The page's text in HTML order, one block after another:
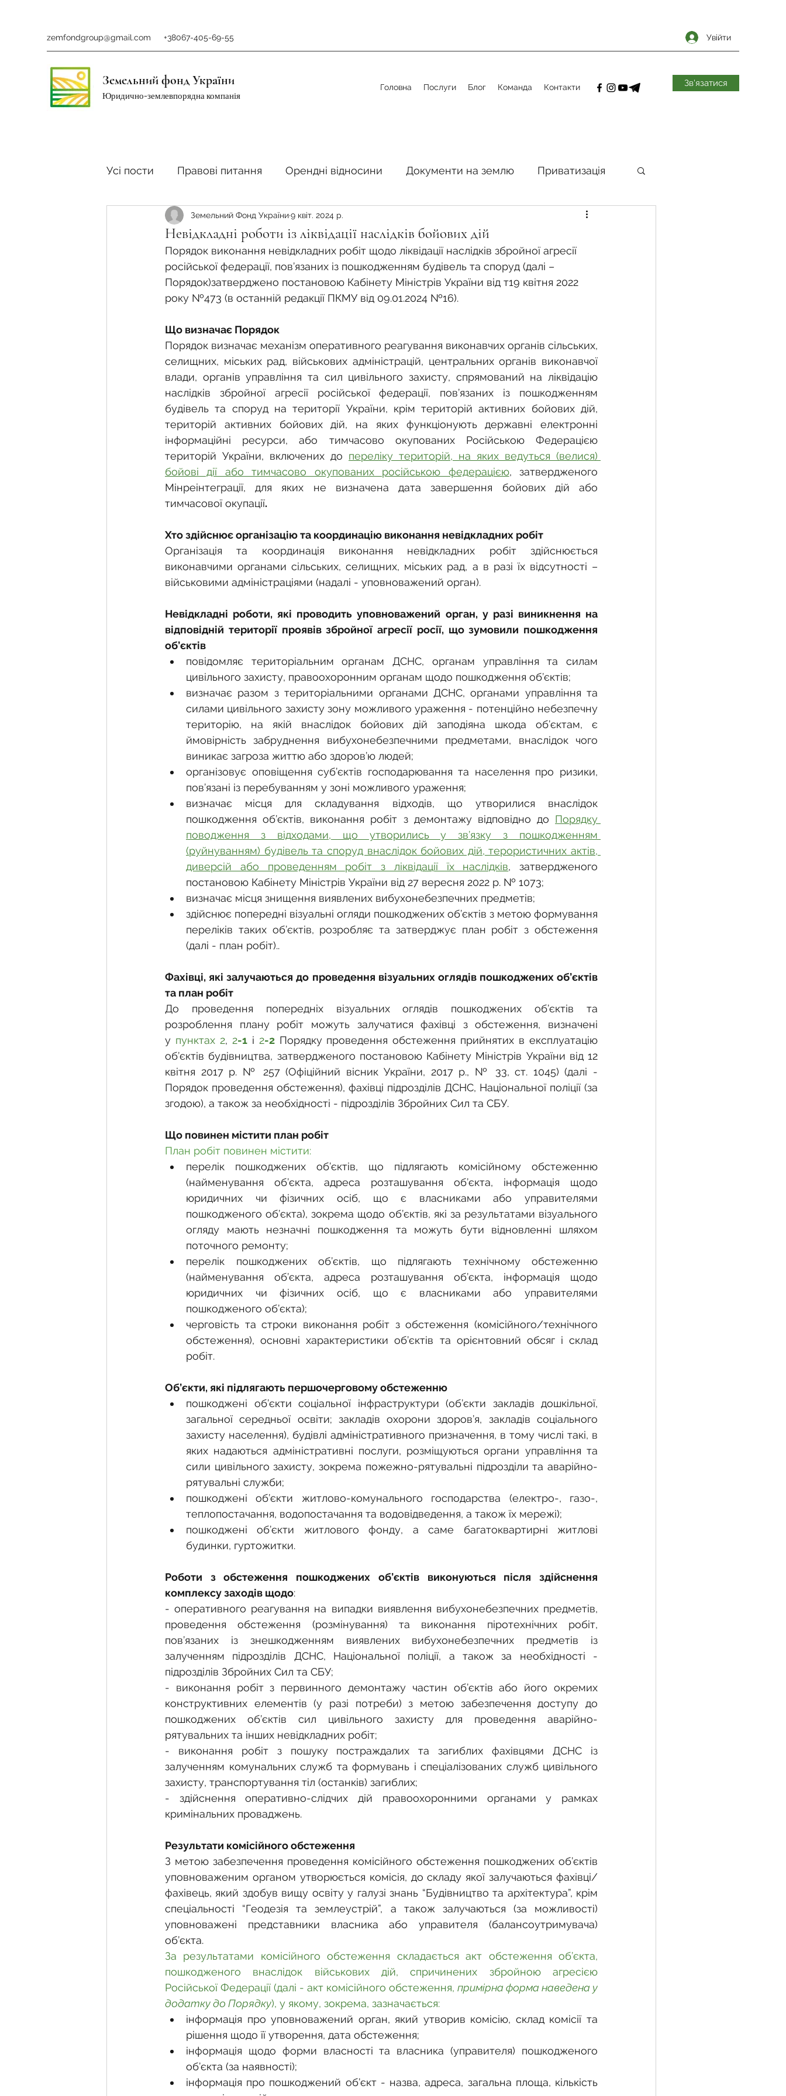
zemfondgroup@gmail.com +38067-405-69-55 Увійти
Земельний фонд України
Юридично-землевпорядна компанія
Головна Послуги Блог Команда Контакти Зв'язатися
Усі пости Правові питання Орендні відносини Документи на землю Приватизація
Ринок землі Податки стосовно земельної сфери Органи місцевого самоврядування
Фермерське господарство Спадкування земельної ділянки
Нормативно-грошова оцінка Суд Будівництво Встановлення меж земельної ділянки
Сервітут Державна реєстрація земельних прав Юридичні питання у воєнний час
Загальні правові питання
Невідкладні роботи із ліквідації наслідків бойових дій
Земельний Фонд України9 квіт. 2024 р.
Порядок виконання невідкладних робіт щодо ліквідації наслідків збройної агресії
російської федерації, пов’язаних із пошкодженням будівель та споруд (далі –
Порядок)затверджено постановою Кабінету Міністрів України від т19 квітня 2022
року №473 (в останній редакції ПКМУ від 09.01.2024 №16).
Що визначає Порядок
Порядок визначає механізм оперативного реагування виконавчих органів сільських,
селищних, міських рад, військових адміністрацій, центральних органів виконавчої
влади, органів управління та сил цивільного захисту, спрямований на ліквідацію
наслідків збройної агресії російської федерації, пов’язаних із пошкодженням
будівель та споруд на території України, крім територій активних бойових дій,
територій активних бойових дій, на яких функціонують державні електронні
інформаційні ресурси, або тимчасово окупованих Російською Федерацією
територій України, включених до переліку територій, на яких ведуться (велися)
бойові дії або тимчасово окупованих російською федерацією, затвердженого
Мінреінтеграції, для яких не визначена дата завершення бойових дій або
тимчасової окупації.
Хто здійснює організацію та координацію виконання невідкладних робіт
Організація та координація виконання невідкладних робіт здійснюється
виконавчими органами сільських, селищних, міських рад, а в разі їх відсутності –
військовими адміністраціями (надалі - уповноважений орган).
Невідкладні роботи, які проводить уповноважений орган, у разі виникнення на
відповідній території проявів збройної агресії росії, що зумовили пошкодження
об’єктів
повідомляє територіальним органам ДСНС, органам управління та силам
цивільного захисту, правоохоронним органам щодо пошкодження об’єктів;
визначає разом з територіальними органами ДСНС, органами управління та
силами цивільного захисту зону можливого ураження - потенційно небезпечну
територію, на якій внаслідок бойових дій заподіяна шкода об’єктам, є
ймовірність забруднення вибухонебезпечними предметами, внаслідок чого
виникає загроза життю або здоров’ю людей;
організовує оповіщення суб’єктів господарювання та населення про ризики,
пов’язані із перебуванням у зоні можливого ураження;
визначає місця для складування відходів, що утворилися внаслідок
пошкодження об’єктів, виконання робіт з демонтажу відповідно до Порядку
поводження з відходами, що утворились у зв’язку з пошкодженням
(руйнуванням) будівель та споруд внаслідок бойових дій, терористичних актів,
диверсій або проведенням робіт з ліквідації їх наслідків, затвердженого
постановою Кабінету Міністрів України від 27 вересня 2022 р. № 1073;
визначає місця знищення виявлених вибухонебезпечних предметів;
здійснює попередні візуальні огляди пошкоджених об’єктів з метою формування
переліків таких об’єктів, розробляє та затверджує план робіт з обстеження
(далі - план робіт)..
Фахівці, які залучаються до проведення візуальних оглядів пошкоджених об’єктів
та план робіт
До проведення попередніх візуальних оглядів пошкоджених об’єктів та
розроблення плану робіт можуть залучатися фахівці з обстеження, визначені
у пунктах 2, 2-1 і 2-2 Порядку проведення обстеження прийнятих в експлуатацію
об’єктів будівництва, затвердженого постановою Кабінету Міністрів України від 12
квітня 2017 р. № 257 (Офіційний вісник України, 2017 р., № 33, ст. 1045) (далі -
Порядок проведення обстеження), фахівці підрозділів ДСНС, Національної поліції (за
згодою), а також за необхідності - підрозділів Збройних Сил та СБУ.
Що повинен містити план робіт
План робіт повинен містити:
перелік пошкоджених об’єктів, що підлягають комісійному обстеженню
(найменування об’єкта, адреса розташування об’єкта, інформація щодо
юридичних чи фізичних осіб, що є власниками або управителями
пошкодженого об’єкта), зокрема щодо об’єктів, які за результатами візуального
огляду мають незначні пошкодження та можуть бути відновленні шляхом
поточного ремонту;
перелік пошкоджених об’єктів, що підлягають технічному обстеженню
(найменування об’єкта, адреса розташування об’єкта, інформація щодо
юридичних чи фізичних осіб, що є власниками або управителями
пошкодженого об’єкта);
черговість та строки виконання робіт з обстеження (комісійного/технічного
обстеження), основні характеристики об’єктів та орієнтовний обсяг і склад
робіт.
Об’єкти, які підлягають першочерговому обстеженню
пошкоджені об’єкти соціальної інфраструктури (об’єкти закладів дошкільної,
загальної середньої освіти; закладів охорони здоров’я, закладів соціального
захисту населення), будівлі адміністративного призначення, в тому числі такі, в
яких надаються адміністративні послуги, розміщуються органи управління та
сили цивільного захисту, зокрема пожежно-рятувальні підрозділи та аварійно-
рятувальні служби;
пошкоджені об’єкти житлово-комунального господарства (електро-, газо-,
теплопостачання, водопостачання та водовідведення, а також їх мережі);
пошкоджені об’єкти житлового фонду, а саме багатоквартирні житлові
будинки, гуртожитки.
Роботи з обстеження пошкоджених об’єктів виконуються після здійснення
комплексу заходів щодо:
- оперативного реагування на випадки виявлення вибухонебезпечних предметів,
проведення обстеження (розмінування) та виконання піротехнічних робіт,
пов’язаних із знешкодженням виявлених вибухонебезпечних предметів із
залученням підрозділів ДСНС, Національної поліції, а також за необхідності -
підрозділів Збройних Сил та СБУ;
- виконання робіт з первинного демонтажу частин об’єктів або його окремих
конструктивних елементів (у разі потреби) з метою забезпечення доступу до
пошкоджених об’єктів сил цивільного захисту для проведення аварійно-
рятувальних та інших невідкладних робіт;
- виконання робіт з пошуку постраждалих та загиблих фахівцями ДСНС із
залученням комунальних служб та формувань і спеціалізованих служб цивільного
захисту, транспортування тіл (останків) загиблих;
- здійснення оперативно-слідчих дій правоохоронними органами у рамках
кримінальних проваджень.
Результати комісійного обстеження
З метою забезпечення проведення комісійного обстеження пошкоджених об’єктів
уповноваженим органом утворюється комісія, до складу якої залучаються фахівці/
фахівець, який здобув вищу освіту у галузі знань “Будівництво та архітектура”, крім
спеціальності “Геодезія та землеустрій”, а також залучаються (за можливості)
уповноважені представники власника або управителя (балансоутримувача)
об’єкта.
За результатами комісійного обстеження складається акт обстеження об’єкта,
пошкодженого внаслідок військових дій, спричинених збройною агресією
Російської Федерації (далі - акт комісійного обстеження, примірна форма наведена у
додатку до Порядку), у якому, зокрема, зазначається:
інформація про уповноважений орган, який утворив комісію, склад комісії та
рішення щодо її утворення, дата обстеження;
інформація щодо форми власності та власника (управителя) пошкодженого
об’єкта (за наявності);
інформація про пошкоджений об’єкт - назва, адреса, загальна площа, кількість